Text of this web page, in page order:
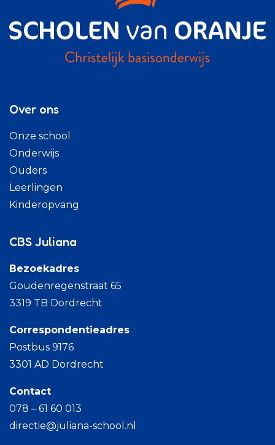
Over ons
Onze school
Onderwijs
Ouders
Leerlingen
Kinderopvang
CBS Juliana
Bezoekadres
Goudenregenstraat 65
3319 TB Dordrecht
Correspondentieadres
Postbus 9176
3301 AD Dordrecht
Contact
078 – 61 60 013
directie@juliana-school.nl